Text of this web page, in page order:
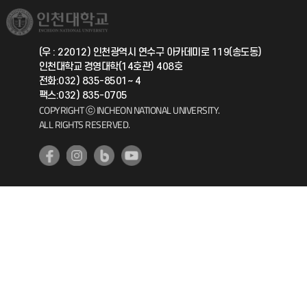
취업정보(학생)
총동문회
국제지원과
공자아카데미
기초교육원
(우 : 22012) 인천광역시 연수구 아카데미로 119(송도동)
인천대학교 경영대학(14호관) 408호
전화:032) 835-8501~ 4
팩스:032) 835-0705
COPYRIGHT ⓒ INCHEON NATIONAL UNIVERSITY.
ALL RIGHTS RESERVED.